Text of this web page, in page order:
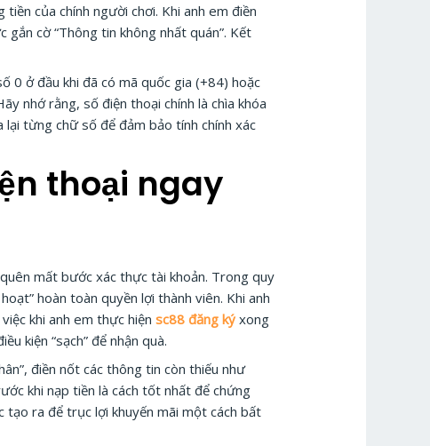
của chính người chơi. Khi anh em điền
gắn cờ “Thông tin không nhất quán”. Kết
0 ở đầu khi đã có mã quốc gia (+84) hoặc
nhớ rằng, số điện thoại chính là chìa khóa
từng chữ số để đảm bảo tính chính xác
thoại ngay
mất bước xác thực tài khoản. Trong quy
hoàn toàn quyền lợi thành viên. Khi anh
khi anh em thực hiệnsc88 đăng ký xong
kiện “sạch” để nhận quà.
điền nốt các thông tin còn thiếu như
khi nạp tiền là cách tốt nhất để chứng
tạo ra để trục lợi khuyến mãi một cách bất